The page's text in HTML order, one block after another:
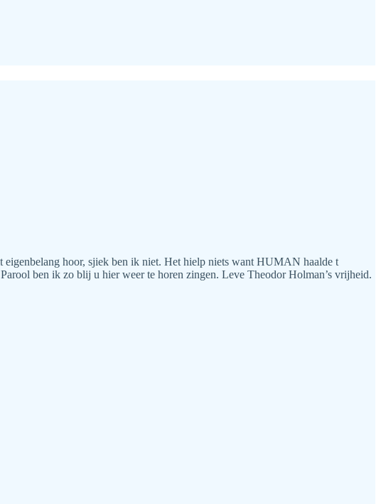
hoor, sjiek ben ik niet. Het hielp niets want HUMAN haalde t
ben ik zo blij u hier weer te horen zingen. Leve Theodor Holman’s vrijheid.